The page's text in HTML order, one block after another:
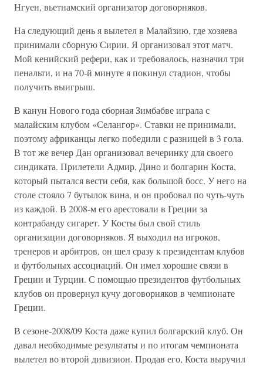
Нгуен, вьетнамский организатор договорняков.
На следующий день я вылетел в Малайзию, где хозяева
принимали сборную Сирии. Я организовал этот матч.
Мой кенийский рефери, как и требовалось, назначил три
пенальти, и на 70-й минуте я покинул стадион, чтобы
получить выигрыш.
В канун Нового года сборная Зимбабве играла с
малайским клубом «Селангор». Ставки не принимали,
поэтому африканцы легко победили с разницей в 3 гола.
В тот же вечер Дан организовал вечеринку для своего
синдиката. Прилетели Адмир, Дино и болгарин Коста,
который пытался вести себя, как большой босс. У него на
столе стояло 7 бутылок вина, и он пробовал по чуть-чуть
из каждой. В 2008-м его арестовали в Греции за
контрабанду сигарет. У Косты был свой стиль
организации договорняков. Я выходил на игроков,
тренеров и арбитров, он шел сразу к президентам клубов
и футбольных ассоциаций. Он имел хорошие связи в
Греции и Турции. С помощью президентов футбольных
клубов он провернул кучу договорняков в чемпионате
Греции.
В сезоне-2008/09 Коста даже купил болгарский клуб. Он
давал необходимые результаты и по итогам чемпионата
вылетел во второй дивизион. Продав его, Коста выручил